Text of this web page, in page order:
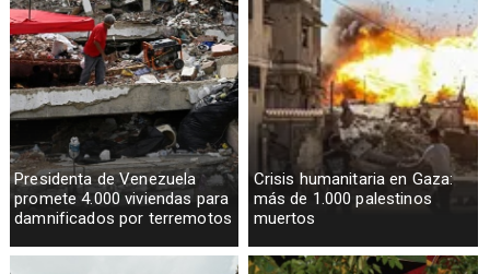
Presidenta de Venezuela
promete 4.000 viviendas para
damnificados por terremotos
Crisis humanitaria en Gaza:
más de 1.000 palestinos
muertos